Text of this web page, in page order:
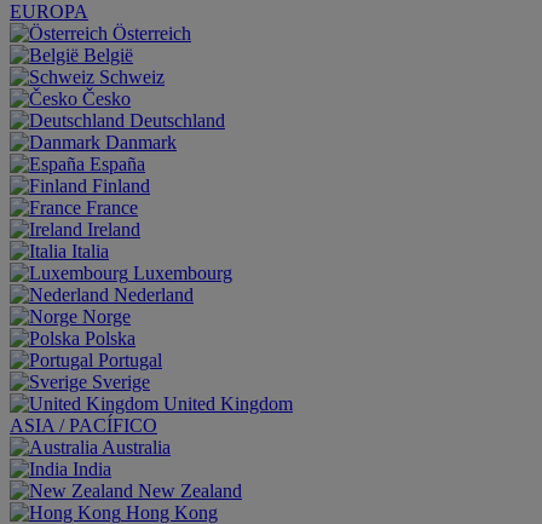
EUROPA
Österreich
België
Schweiz
Česko
Deutschland
Danmark
España
Finland
France
Ireland
Italia
Luxembourg
Nederland
Norge
Polska
Portugal
Sverige
United Kingdom
ASIA / PACÍFICO
Australia
India
New Zealand
Hong Kong